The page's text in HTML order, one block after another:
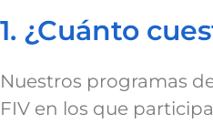
1. ¿Cuánto
Nuestros programas
FIV en los que